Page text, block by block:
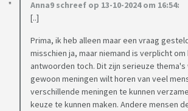
Anna9 schreef op 13-10-2024 om 16:54:
[..]
Prima, ik heb alleen maar een vraag
misschien ja, maar niemand is verplicht
antwoorden toch. Dit zijn serieuze thema's
gewoon meningen wilt horen van veel
verschillende meningen te kunnen
keuze te kunnen maken. Andere mensen